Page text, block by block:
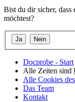
Bist du dir sicher, dass
möchtest?
Docprobe - Start
Alle Zeiten sind
Alle Cookies
Das Team
Kontakt